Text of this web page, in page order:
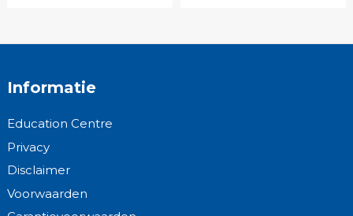
Informatie
Education Centre
Privacy
Disclaimer
Voorwaarden